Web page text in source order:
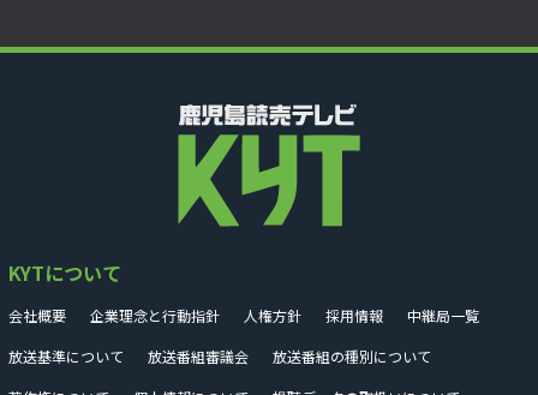
KYTについて
会社概要 企業理念と行動指針 人権方針 採用情報
中継局一覧
放送基準について
放送番組審議会
放送番組の種別について